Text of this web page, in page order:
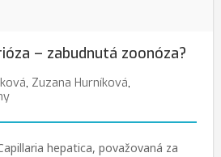
– zabudnutá zoonóza?
, Zuzana Hurníková,
hepatica, považovaná za